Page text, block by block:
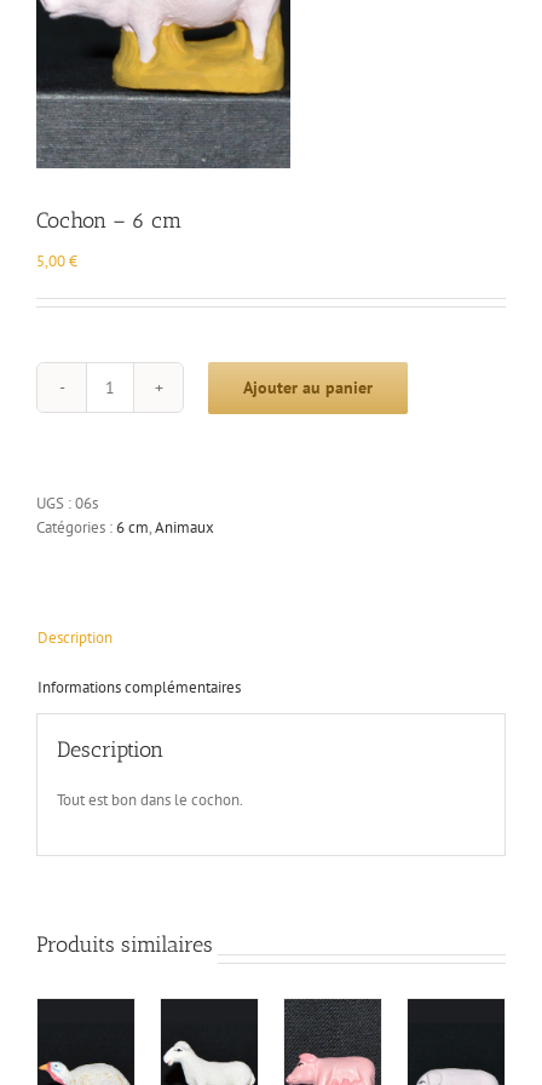
Cochon – 6 cm
5,00€
quantité
cm
Ajouter au panier
UGS :06s
Catégories :6 cm,Animaux
Description
Informations complémentaires
Description
Tout est bon dans le cochon.
Produits similaires